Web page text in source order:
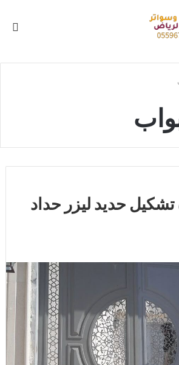
حديد ليزر حداد